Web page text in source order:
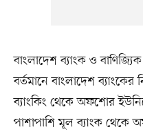
বাংলাদেশ ব্যাংক ও
বর্তমানে বাংলাদেশ
ব্যাংকিং থেকে অফশোর
পাশাপাশি মূল ব্যাংক থেকে